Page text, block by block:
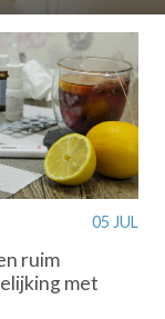
05 JUL
ruim
met